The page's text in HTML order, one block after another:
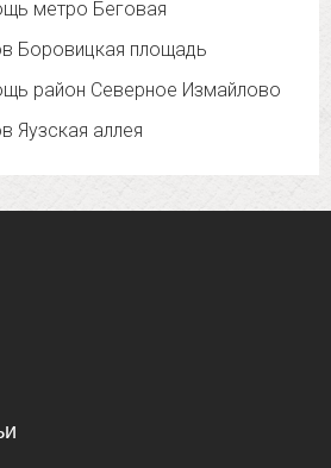
метро Беговая
Боровицкая площадь
район Северное Измайлово
Яузская аллея